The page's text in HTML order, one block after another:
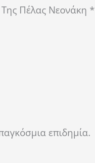
Της Πέλας Νεονάκη *
επιδημία.